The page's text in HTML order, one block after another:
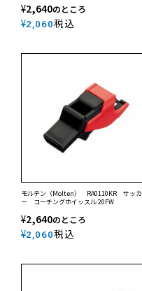
¥2,640のところ
¥2,060税込
モルテン（Molten） RA0110KR サッカ
ー コーチングホイッスル 20FW
¥2,640のところ
¥2,060税込